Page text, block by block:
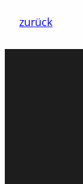
zurück